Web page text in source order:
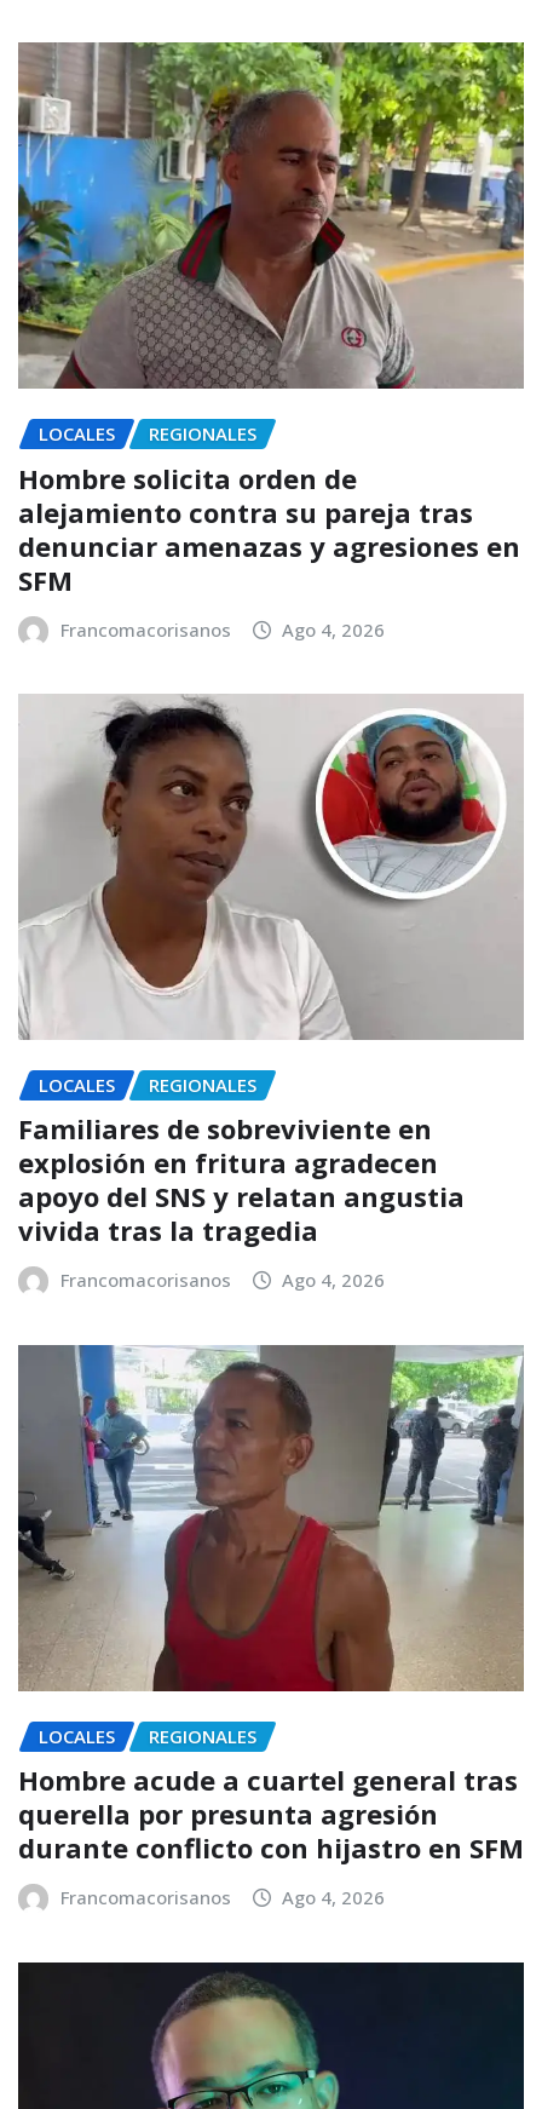
LOCALES REGIONALES
Hombre solicita orden de
alejamiento contra su pareja tras
denunciar amenazas y agresiones en
SFM
Francomacorisanos Ago 4, 2026
LOCALES REGIONALES
Familiares de sobreviviente en
explosión en fritura agradecen
apoyo del SNS y relatan angustia
vivida tras la tragedia
Francomacorisanos Ago 4, 2026
LOCALES REGIONALES
Hombre acude a cuartel general tras
querella por presunta agresión
durante conflicto con hijastro en SFM
Francomacorisanos Ago 4, 2026